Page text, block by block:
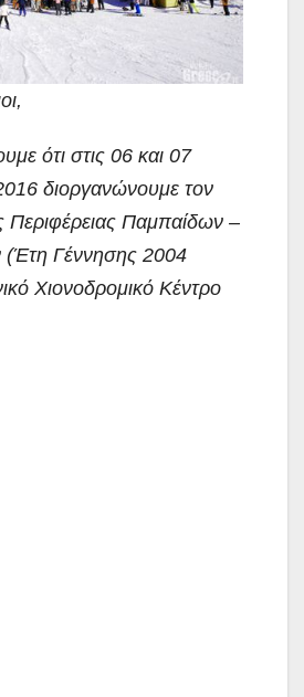
ότι στις 06 και 07
διοργανώνουμε τον
Περιφέρειας Παμπαίδων –
Γέννησης 2004
Χιονοδρομικό Κέντρο